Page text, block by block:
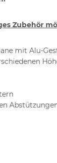
Zubehör
mit Alu-